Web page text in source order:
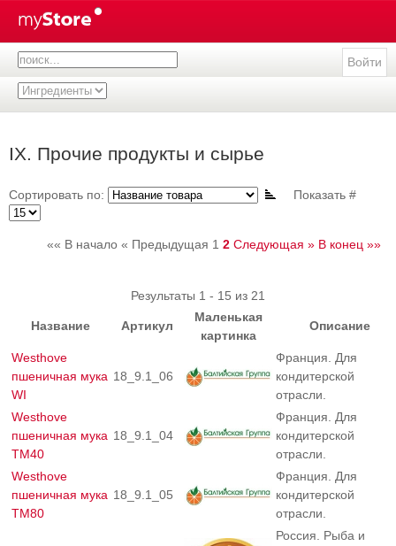
Войти
IX. Прочие продукты и сырье
Сортировать по: Показать #
«« В начало « Предыдущая 1 2 Следующая » В конец »»
Результаты 1 - 15 из 21
Название Артикул
Маленькая
картинка
Описание
Westhove
пшеничная мука
WI
18_9.1_06
Франция. Для
кондитерской
отрасли.
Westhove
пшеничная мука
ТМ40
18_9.1_04
Франция. Для
кондитерской
отрасли.
Westhove
пшеничная мука
ТМ80
18_9.1_05
Франция. Для
кондитерской
отрасли.
Россия. Рыба и